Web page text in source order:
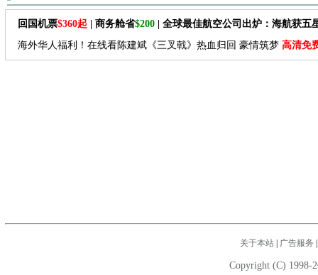
回国机票$360起 | 商务舱省$200 | 全球最佳航空公司出炉：海航获五
海外华人福利！在线看陈建斌《三叉戟》热血归回 豪情筑梦 高清免
关于本站| 广告服务
Copyright (C) 1998-